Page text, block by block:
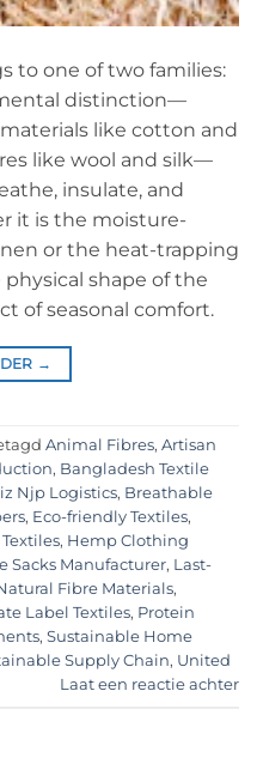
to one of two families:
distinction—
like cotton and
like wool and silk—
insulate, and
it is the moisture-
or the heat-trapping
physical shape of the
of seasonal comfort.
→
Animal Fibres, Artisan
, Bangladesh Textile
Njp Logistics, Breathable
, Eco-friendly Textiles,
, Hemp Clothing
Sacks Manufacturer, Last-
Fibre Materials,
Label Textiles, Protein
, Sustainable Home
Supply Chain, United
Laat een reactie achter